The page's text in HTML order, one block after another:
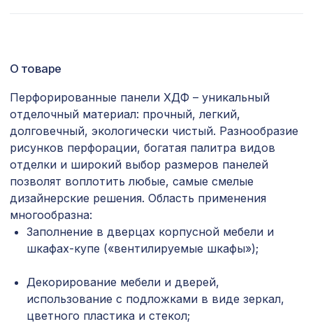
Экран для радиатора, МОДЕРН,
рамка 900х600мм, перфорация
ДАМАСКО, венге
1436 ₽
Перфорированная панель ГОТИКА,
2070х930мм, ХДФ, ольха
Банана, 0,91 x 10 м
Перфорированная панель АБАКО,
1030х695мм, ХДФ, белая
1141 ₽
О товаре
Перфорированные панели ХДФ – уникальный
отделочный материал: прочный, легкий,
долговечный, экологически чистый. Разнообразие
рисунков перфорации, богатая палитра видов
отделки и широкий выбор размеров панелей
позволят воплотить любые, самые смелые
дизайнерские решения. Область применения
многообразна:
Заполнение в дверцах корпусной мебели и
шкафах-купе («вентилируемые шкафы»);
Декорирование мебели и дверей,
использование с подложками в виде зеркал,
цветного пластика и стекол;